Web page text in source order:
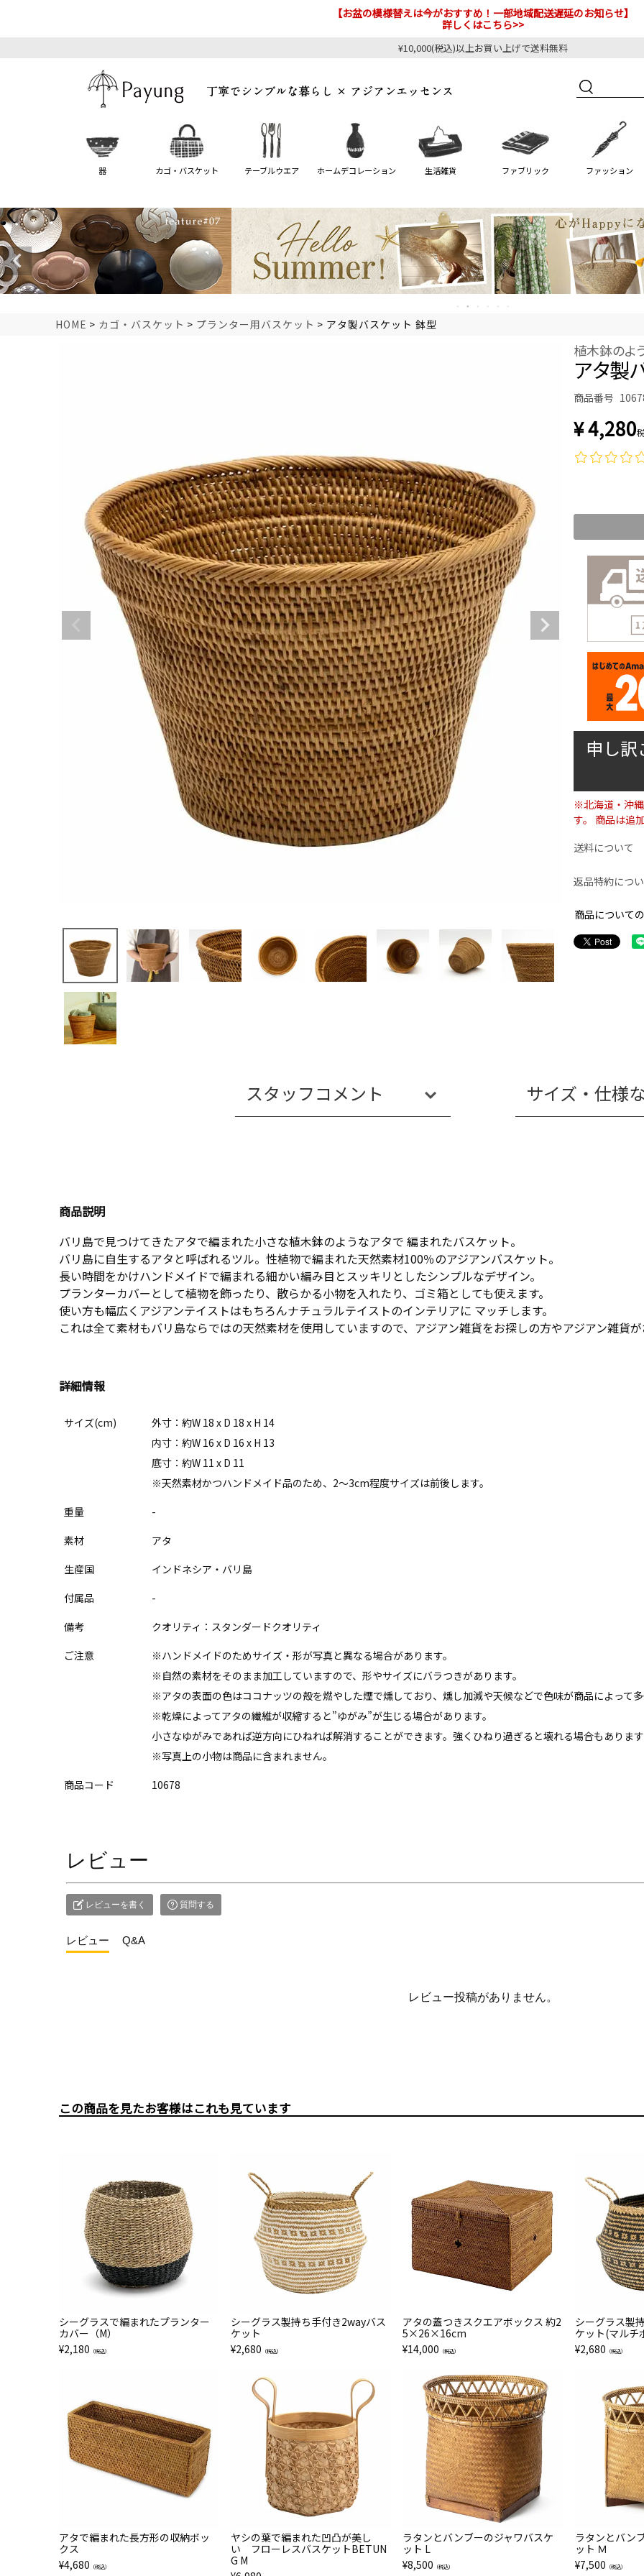
【お盆の模様替えは今がおすすめ！一部地域配送遅延のお知らせ】
詳しくはこちら>>
¥10,000(税込)以上お買い上げで送料無料
器 カゴ・バスケット テーブルウエア ホームデコレーション 生活雑貨 ファブリック ファッション
HOME カゴ・バスケット プランター用バスケット アタ製バスケット 鉢型
植木鉢のよ
アタ製
商品番号
¥4,280
申し
※北海道・沖
す。 商品は追
送料について
返品特約につ
商品について
スタッフコメント サイズ・仕様
商品説明
バリ島で見つけてきたアタで編まれた小さな植木鉢のようなアタで 編まれたバスケット。
バリ島に自生するアタと呼ばれるツル。性植物で編まれた天然素材100％のアジアンバスケット。
長い時間をかけハンドメイドで編まれる細かい編み目とスッキリとしたシンプルなデザイン。
プランターカバーとして植物を飾ったり、散らかる小物を入れたり、ゴミ箱としても使えます。
使い方も幅広くアジアンテイストはもちろんナチュラルテイストのインテリアに マッチします。
これは全て素材もバリ島ならではの天然素材を使用していますので、アジアン雑貨をお探しの方やアジアン雑貨
詳細情報
サイズ(cm)
外寸：約W 18 x D 18 x H 14
内寸：約W 16 x D 16 x H 13
底寸：約W 11 x D 11
※天然素材かつハンドメイド品のため、2～3cm程度サイズは前後します。
重量
-
素材
アタ
生産国
インドネシア・バリ島
付属品
-
備考
クオリティ：スタンダードクオリティ
ご注意
※ハンドメイドのためサイズ・形が写真と異なる場合があります。
※自然の素材をそのまま加工していますので、形やサイズにバラつきがあります。
※アタの表面の色はココナッツの殻を燃やした煙で燻しており、燻し加減や天候などで色味が商品によって
※乾燥によってアタの繊維が収縮すると”ゆがみ”が生じる場合があります。
小さなゆがみであれば逆方向にひねれば解消することができます。強くひねり過ぎると壊れる場合もありま
※写真上の小物は商品に含まれません。
商品コード
10678
レビュー
レビューを書く 質問する
レビュー Q&A
レビュー投稿がありません。
この商品を見たお客様はこれも見ています
シーグラスで編まれたプランター
カバー（M）
¥2,180 （税込）
シーグラス製持ち手付き2wayバス
ケット
¥2,680 （税込）
アタの蓋つきスクエアボックス 約2
5×26×16cm
¥14,000 （税込）
シーグラス製
ケット(マル
¥2,680 （税込）
アタで編まれた長方形の収納ボッ
クス
¥4,680 （税込）
ヤシの葉で編まれた凹凸が美し
い フローレスバスケットBETUN
G M
ラタンとバンブーのジャワバスケ
ット L
¥8,500 （税込）
ラタンとバン
ット Ｍ
¥7,500 （税込）